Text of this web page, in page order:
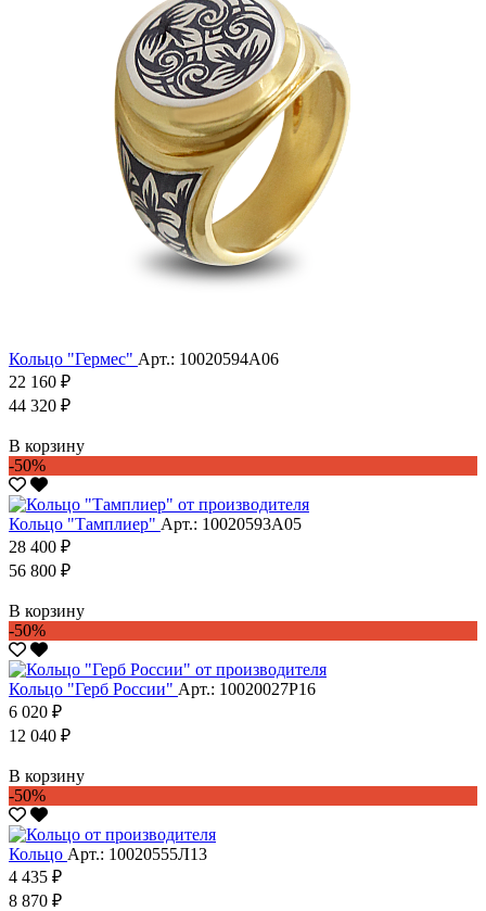
Кольцо "Гермес" Арт.: 10020594А06
22 160 ₽
44 320 ₽
В корзину
-50%
Кольцо "Тамплиер" Арт.: 10020593А05
28 400 ₽
56 800 ₽
В корзину
-50%
Кольцо "Герб России" Арт.: 10020027Р16
6 020 ₽
12 040 ₽
В корзину
-50%
Кольцо Арт.: 10020555Л13
4 435 ₽
8 870 ₽